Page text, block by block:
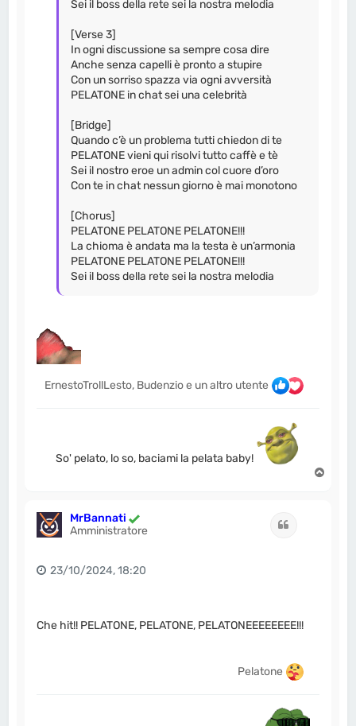
Sei il boss della rete sei la nostra melodia
[Verse 3]
In ogni discussione sa sempre cosa dire
Anche senza capelli è pronto a stupire
Con un sorriso spazza via ogni avversità
PELATONE in chat sei una celebrità
[Bridge]
Quando c’è un problema tutti chiedon di te
PELATONE vieni qui risolvi tutto caffè e tè
Sei il nostro eroe un admin col cuore d’oro
Con te in chat nessun giorno è mai monotono
[Chorus]
PELATONE PELATONE PELATONE!!!
La chioma è andata ma la testa è un’armonia
PELATONE PELATONE PELATONE!!!
Sei il boss della rete sei la nostra melodia
ErnestoTrollLesto, Budenzio e un altro utente
So' pelato, lo so, baciami la pelata baby!
MrBannati
Amministratore
23/10/2024, 18:20
Che hit!! PELATONE, PELATONE, PELATONEEEEEEEE!!!
Pelatone